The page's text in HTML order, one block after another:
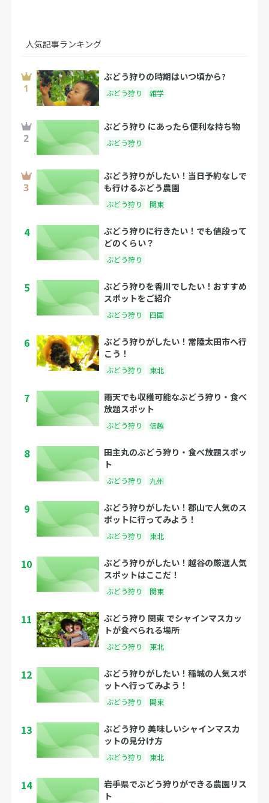
人気記事ランキング
ぶどう狩りの時期はいつ頃から?
ぶどう狩り 雑学
ぶどう狩り にあったら便利な持ち物
ぶどう狩り
ぶどう狩りがしたい！当日予約なしで
も行けるぶどう農園
ぶどう狩り 関東
4
ぶどう狩りに行きたい！でも値段って
どのくらい？
ぶどう狩り
5
ぶどう狩りを香川でしたい！おすすめ
スポットをご紹介
ぶどう狩り 四国
6
ぶどう狩りがしたい！常陸太田市へ行
こう！
ぶどう狩り 東北
7
雨天でも収穫可能なぶどう狩り・食べ
放題スポット
ぶどう狩り 信越
8
田主丸のぶどう狩り・食べ放題スポッ
ト
ぶどう狩り 九州
9
ぶどう狩りがしたい！郡山で人気のス
ポットに行ってみよう！
ぶどう狩り 東北
10
ぶどう狩りがしたい！越谷の厳選人気
スポットはここだ！
ぶどう狩り 関東
11
ぶどう狩り 関東 でシャインマスカッ
トが食べられる場所
ぶどう狩り 東北
12
ぶどう狩りがしたい！稲城の人気スポ
ットへ行ってみよう！
ぶどう狩り 関東
13
ぶどう狩り 美味しいシャインマスカ
ットの見分け方
ぶどう狩り 東北
14
岩手県でぶどう狩りができる農園リス
ト